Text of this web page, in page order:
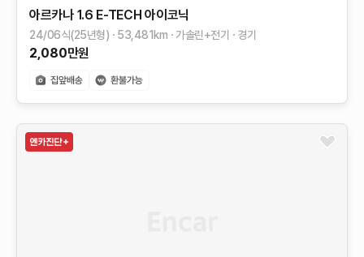
아르카나 1.6 E-TECH 아이코닉
24/06식(25년형) 53,481 km 가솔린+전기 경기
2,080만원